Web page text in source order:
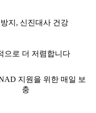
지, 신진대사 건강
으로 더 저렴합니다
지원을 위한 매일 보
충